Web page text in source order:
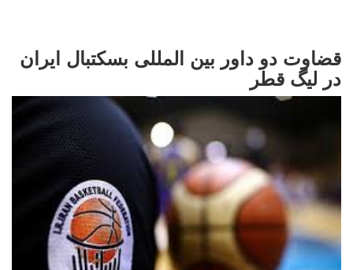
قضاوت دو داور بین المللی بسکتبال ایران
در لیگ قطر